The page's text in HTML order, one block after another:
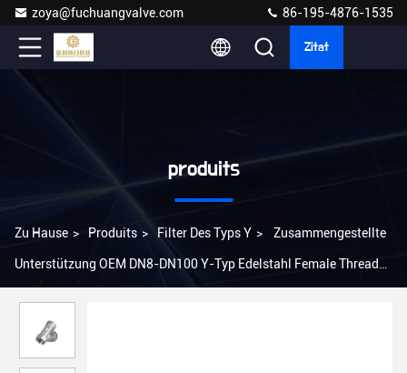
zoya@fuchuangvalve.com 86-195-4876-1535
Zitat
produits
Zu Hause > Produits > Filter Des Typs Y > Zusammengestellte
Unterstützung OEM DN8-DN100 Y-Typ Edelstahl Female Thread